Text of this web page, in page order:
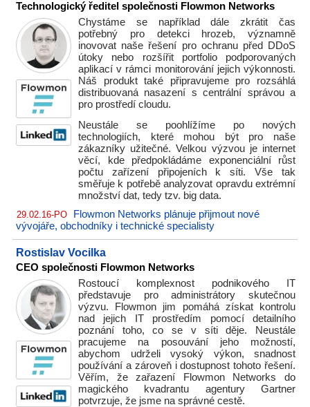
Technologický ředitel společnosti Flowmon Networks
Chystáme se například dále zkrátit čas
potřebný pro detekci hrozeb, významně
inovovat naše řešení pro ochranu před DDoS
útoky nebo rozšířit portfolio podporovaných
aplikací v rámci monitorování jejich výkonnosti.
Náš produkt také připravujeme pro rozsáhlá
distribuovaná nasazení s centrální správou a
pro prostředí cloudu.
Neustále se poohlížíme po nových
technologiích, které mohou být pro naše
zákazníky užitečné. Velkou výzvou je internet
věcí, kde předpokládáme exponenciální růst
počtu zařízení připojeních k síti. Vše tak
směřuje k potřebě analyzovat opravdu extrémní
množství dat, tedy tzv. big data.
29.02.16-PO
Flowmon Networks plánuje přijmout nové
vývojáře, obchodníky i technické specialisty
Rostislav Vocilka
CEO společnosti Flowmon Networks
Rostoucí komplexnost podnikového IT
představuje pro administrátory skutečnou
výzvu. Flowmon jim pomáhá získat kontrolu
nad jejich IT prostředím pomocí detailního
poznání toho, co se v síti děje. Neustále
pracujeme na posouvání jeho možností,
abychom udrželi vysoký výkon, snadnost
používání a zároveň i dostupnost tohoto řešení.
Věřím, že zařazení Flowmon Networks do
magického kvadrantu agentury Gartner
potvrzuje, že jsme na správné cestě.